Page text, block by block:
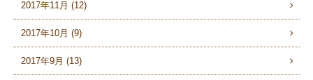
2017年11月 (12)
2017年10月 (9)
2017年9月 (13)